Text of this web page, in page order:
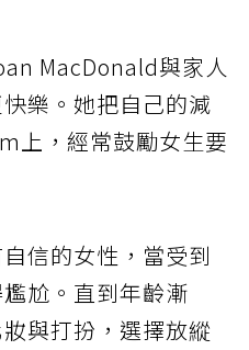
MacDonald與家人
樂。她把自己的減
上，經常鼓勵女生要
信的女性，當受到
尬。直到年齡漸
與打扮，選擇放縱